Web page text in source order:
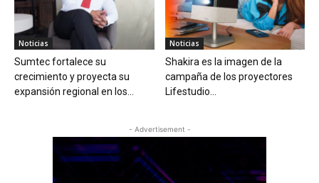
Noticias
Sumtec fortalece su
crecimiento y proyecta su
expansión regional en los...
Noticias
Shakira es la imagen de la
campaña de los proyectores
Lifestudio...
- Advertisement -